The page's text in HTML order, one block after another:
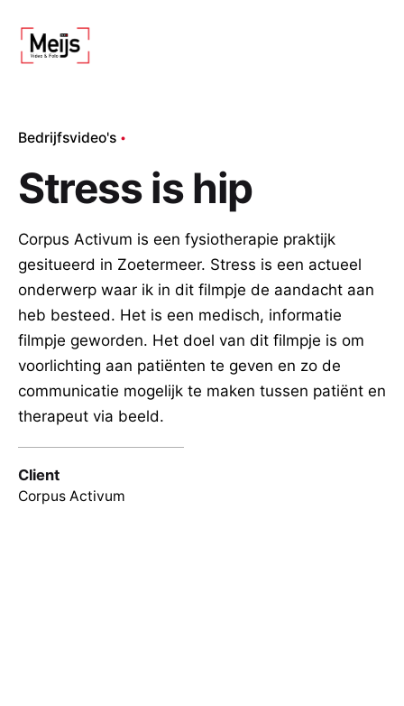
Bedrijfsvideo's
Stress is hip
Corpus Activum is een fysiotherapie praktijk
gesitueerd in Zoetermeer. Stress is een actueel
onderwerp waar ik in dit filmpje de aandacht aan
heb besteed. Het is een medisch, informatie
filmpje geworden. Het doel van dit filmpje is om
voorlichting aan patiënten te geven en zo de
communicatie mogelijk te maken tussen patiënt en
therapeut via beeld.
Client
Corpus Activum